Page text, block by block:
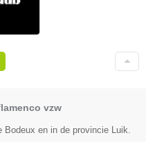
vzw
en in de provincie Luik.